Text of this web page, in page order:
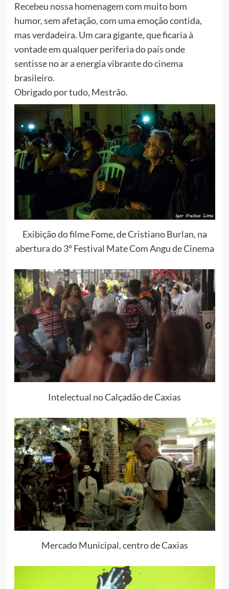
Recebeu nossa homenagem com muito bom
humor, sem afetação, com uma emoção contida,
mas verdadeira. Um cara gigante, que ficaria à
vontade em qualquer periferia do país onde
sentisse no ar a energia vibrante do cinema
brasileiro.
Obrigado por tudo, Mestrão.
Exibição do filme Fome, de Cristiano Burlan, na
abertura do 3º Festival Mate Com Angu de Cinema
Intelectual no Calçadão de Caxias
Mercado Municipal, centro de Caxias